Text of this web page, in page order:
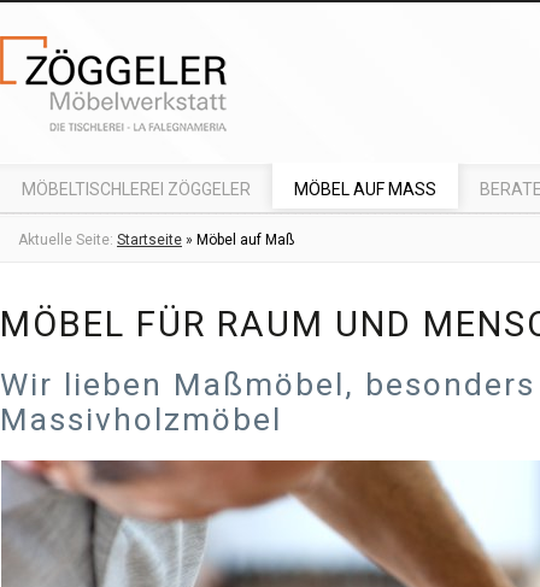
MÖBELTISCHLEREI ZÖGGELER MÖBEL AUF MASS
Aktuelle Seite: Startseite » Möbel auf Maß
MÖBEL FÜR RAUM UND
Wir lieben Maßmöbel, besonders
Massivholzmöbel